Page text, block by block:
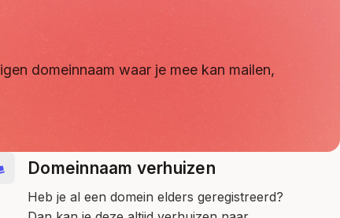
domeinnaam waar je mee kan mailen,
Domeinnaam verhuizen
Heb je al een domein elders geregistreerd?